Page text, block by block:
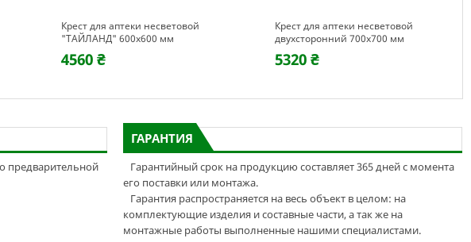
Крест для аптеки несветовой
"ТАЙЛАНД" 600х600 мм
4560 ₴
Крест для аптеки несветовой
двухсторонний 700х700 мм
5320 ₴
предварительной
ГАРАНТИЯ
Гарантийный срок на продукцию составляет 365 дней с момента
его поставки или монтажа.
Гарантия распространяется на весь объект в целом: на
комплектующие изделия и составные части, а так же на
монтажные работы выполненные нашими специалистами.